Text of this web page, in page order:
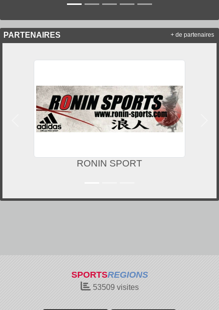
PARTENAIRES
RONIN SPORT
Précedent
+ de partenaires
SPORTSREGIONS
53509 visites